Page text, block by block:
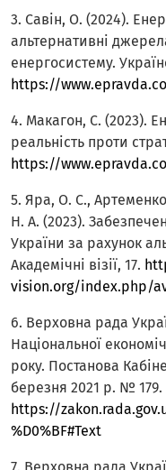
3. Савін, О. (2024).
альтернативні
енергосистему.
https://
4. Макагон, С. (2023).
реальність проти
https://
5. Яра, О. С.,
Н. А. (2023).
України за рахунок
Академічні візії, 17.
vision.org/index.php/
6. Верховна рада
Національної
року. Постанова
березня 2021 р. № 179.
https://
%D0%BF#Text